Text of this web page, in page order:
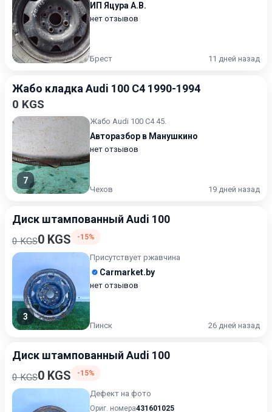
ИП Яцура А.В.
нет отзывов
Брест 11 дней назад
Жабо кладка Audi 100 C4 1990-1994
0 KGS
7
Жабо Audi 100 C4 45.
Авторазбор в Манушкино
нет отзывов
Чехов 19 дней назад
Диск штампованный Audi 100
0 KGS0 KGS -15%
3
Присутствует ржавчина
Carmarket.by
нет отзывов
Пинск 26 дней назад
Диск штампованный Audi 100
0 KGS0 KGS -15%
Дефект на фото
Ориг. номера431601025